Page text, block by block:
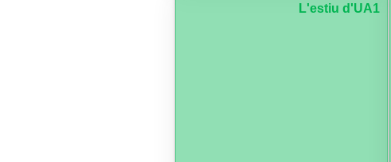
L'estiu d'UA1